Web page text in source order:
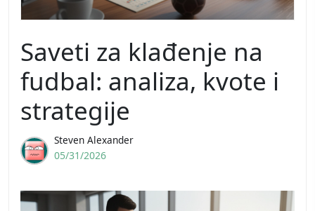
Saveti za klađenje na
fudbal: analiza, kvote i
strategije
Steven Alexander
05/31/2026